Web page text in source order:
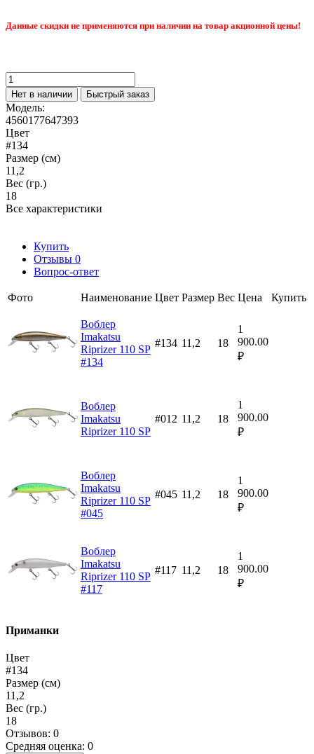
Данные скидки не применяются при наличии на товар акционной цены!
Нет в наличии Быстрый заказ
Модель:
4560177647393
Цвет
#134
Размер (см)
11,2
Вес (гр.)
18
Все характеристики
Купить
Отзывы 0
Вопрос-ответ
Фото Наименование Цвет Размер Вес Цена Купить
Воблер
Imakatsu
Riprizer 110 SP
#134
#134 11,2 18
1
900.00
₽
Воблер
Imakatsu
Riprizer 110 SP
#012 11,2 18
1
900.00
₽
Воблер
Imakatsu
Riprizer 110 SP
#045
#045 11,2 18
1
900.00
₽
Воблер
Imakatsu
Riprizer 110 SP
#117
#117 11,2 18
1
900.00
₽
Приманки
Цвет
#134
Размер (см)
11,2
Вес (гр.)
18
Отзывов: 0
Средняя оценка: 0